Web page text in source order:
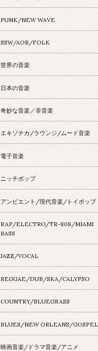
PUNK/NEW WAVE
SSW/AOR/FOLK
世界の音楽
日本の音楽
奇妙な音楽／非音楽
エキゾチカ/ラウンジ/ムード音楽
電子音楽
ニッチポップ
アンビエント/現代音楽/トイポップ
RAP/ELECTRO/TR-808/MIAMI
BASS
JAZZ/VOCAL
REGGAE/DUB/SKA/CALYPSO
COUNTRY/BLUEGRASS
BLUES/NEW ORLEANS/GOSPEL
映画音楽/ドラマ音楽/アニメ